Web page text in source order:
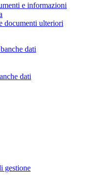
e informazioni
documenti ulteriori
dati
dati
gestione